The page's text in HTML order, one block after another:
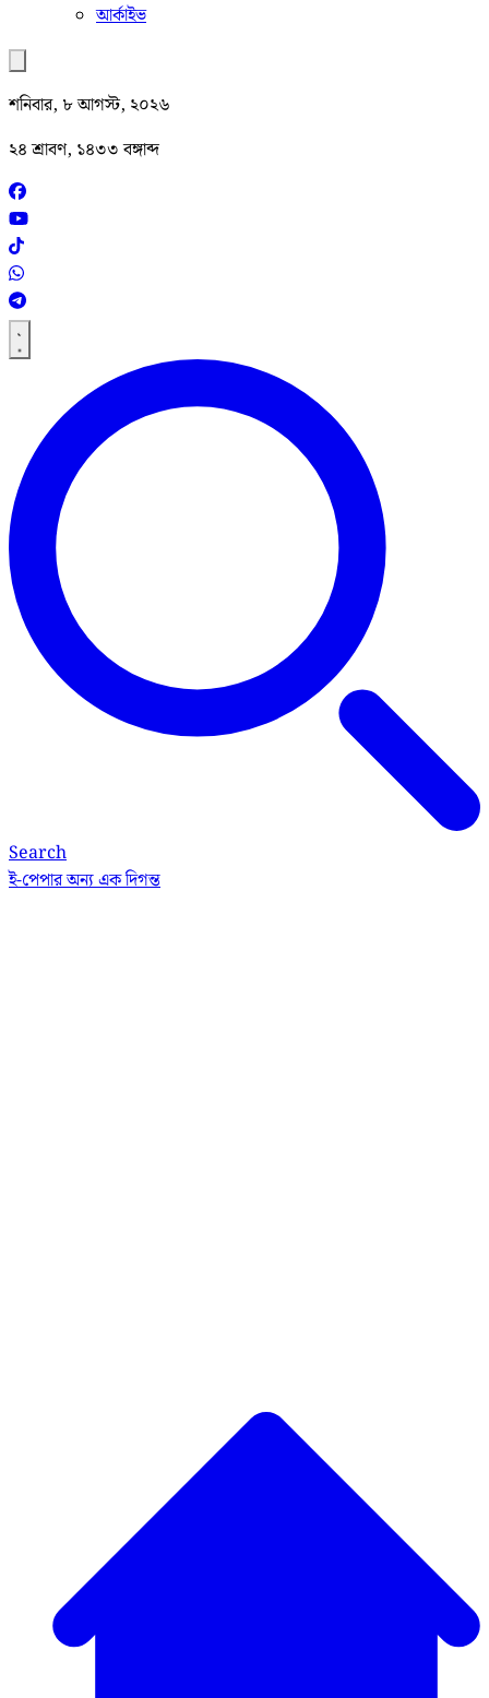
আর্কাইভ
শনিবার, ৮ আগস্ট, ২০২৬
২৪ শ্রাবণ, ১৪৩৩ বঙ্গাব্দ
Search
ই-পেপারঅন্য এক দিগন্ত